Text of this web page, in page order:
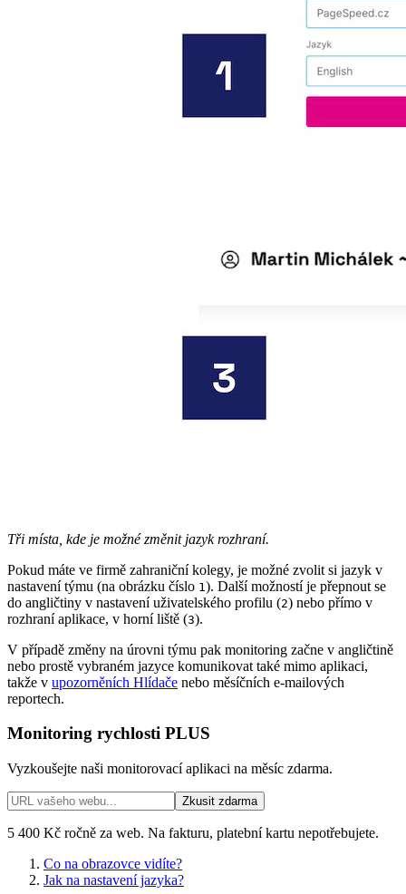
Tři místa, kde je možné změnit jazyk rozhraní.
Pokud máte ve firmě zahraniční kolegy, je možné zvolit si jazyk v
nastavení týmu (na obrázku číslo 1 ). Další možností je přepnout se
do angličtiny v nastavení uživatelského profilu (2) nebo přímo v
rozhraní aplikace, v horní liště (3).
V případě změny na úrovni týmu pak monitoring začne v angličtině
nebo prostě vybraném jazyce komunikovat také mimo aplikaci,
takže v upozorněních Hlídače nebo měsíčních e-mailových
reportech.
Monitoring rychlosti PLUS
Vyzkoušejte naši monitorovací aplikaci na měsíc zdarma.
Zkusit zdarma
5 400 Kč ročně za web. Na fakturu, platební kartu nepotřebujete.
Co na obrazovce vidíte?
Jak na nastavení jazyka?